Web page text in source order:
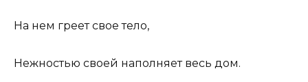
На нем греет свое тело,
Нежностью своей наполняет весь дом.